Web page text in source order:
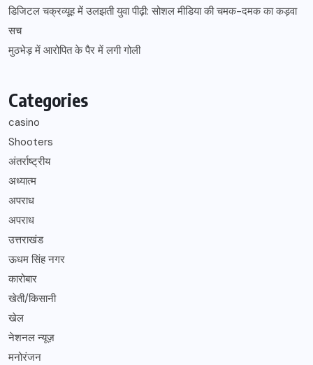
डिजिटल चक्रव्यूह में उलझती युवा पीढ़ी: सोशल मीडिया की चमक-दमक का कड़वा
सच
मुठभेड़ में आरोपित के पैर में लगी गोली
Categories
casino
Shooters
अंतर्राष्ट्रीय
अध्यात्म
अपराध
अपराध
उत्तराखंड
ऊधम सिंह नगर
कारोबार
खेती/किसानी
खेल
नेशनल न्यूज़
मनोरंजन